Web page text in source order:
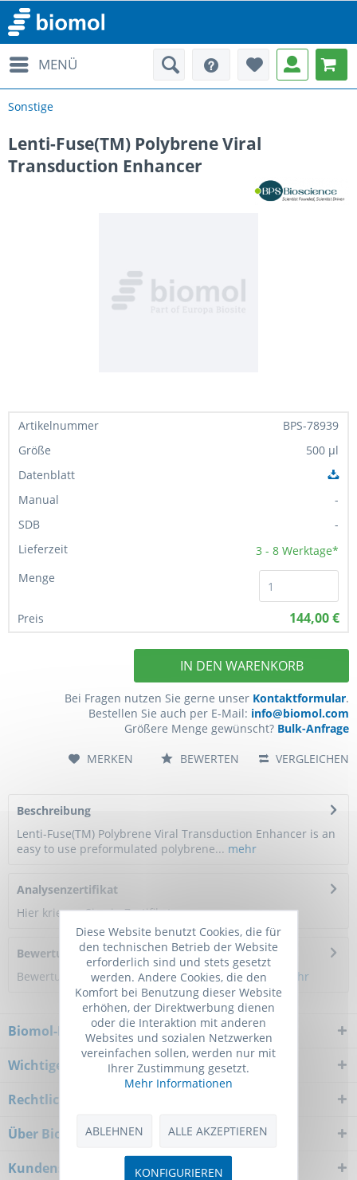
MENÜ
Sonstige
Lenti-Fuse(TM) Polybrene Viral
Transduction Enhancer
BPS-78939
500 µl
-
-
3 - 8 Werktage*
144,00 €
IN DEN WARENKORB
Bei Fragen nutzen Sie gerne unser Kontaktformular.
Bestellen Sie auch per E-Mail: info@biomol.com
Größere Menge gewünscht? Bulk-Anfrage
VERGLEICHEN
MERKEN BEWERTEN
Beschreibung
Lenti-Fuse(TM) Polybrene Viral Transduction Enhancer is an
easy to use preformulated polybrene... mehr
Analysenzertifikat
Hier kriegen Sie ein Zertifikat
Bewertungen
0
Bewertungen lesen, schreiben und diskutieren...
mehr
Biomol-Newsletter
Wichtiger Hinweis
Rechtliches
Über Biomol
Kundenservice
Diese Website benutzt Cookies, die für
den technischen Betrieb der Website
erforderlich sind und stets gesetzt
werden. Andere Cookies, die den
Komfort bei Benutzung dieser Website
erhöhen, der Direktwerbung dienen
oder die Interaktion mit anderen
Websites und sozialen Netzwerken
vereinfachen sollen, werden nur mit
Ihrer Zustimmung gesetzt.
Mehr Informationen
ABLEHNEN ALLE AKZEPTIEREN
KONFIGURIEREN